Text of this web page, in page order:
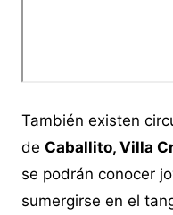
También existen
de Caballito, Villa
se podrán conocer
sumergirse en el